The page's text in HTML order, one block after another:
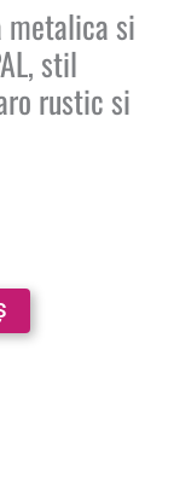
metalica si
stil
rustic si